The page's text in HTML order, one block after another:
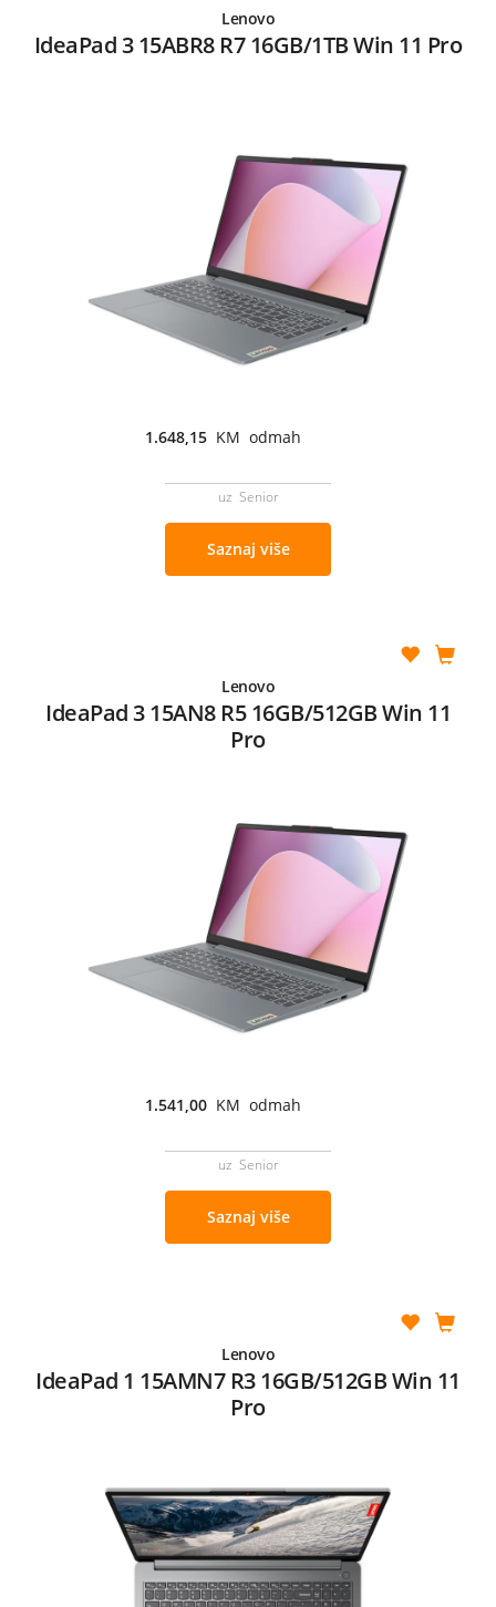
Lenovo
IdeaPad 3 15ABR8 R7 16GB/1TB Win 11 Pro
1.648,15 KM odmah
uz Senior
Saznaj više
Lenovo
IdeaPad 3 15AN8 R5 16GB/512GB Win 11
Pro
1.541,00 KM odmah
uz Senior
Saznaj više
Lenovo
IdeaPad 1 15AMN7 R3 16GB/512GB Win 11
Pro